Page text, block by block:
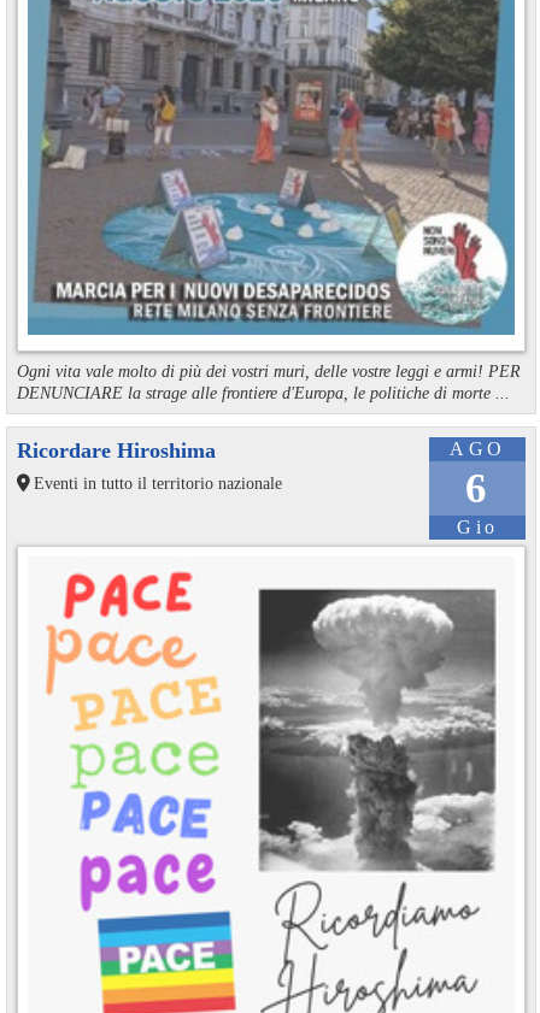
Ogni vita vale molto di più dei vostri muri, delle vostre leggi e armi! PER
DENUNCIARE la strage alle frontiere d'Europa, le politiche di morte ...
AGO
6
Gio
Ricordare Hiroshima
Eventi in tutto il territorio nazionale